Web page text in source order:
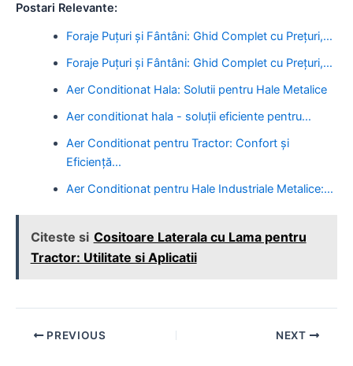
Postari Relevante:
Foraje Puțuri și Fântâni: Ghid Complet cu Prețuri,…
Foraje Puțuri și Fântâni: Ghid Complet cu Prețuri,…
Aer Conditionat Hala: Solutii pentru Hale Metalice
Aer conditionat hala - soluții eficiente pentru…
Aer Conditionat pentru Tractor: Confort și
Eficiență…
Aer Conditionat pentru Hale Industriale Metalice:…
Citeste si Cositoare Laterala cu Lama pentru
Tractor: Utilitate si Aplicatii
Post PREVIOUS NEXT